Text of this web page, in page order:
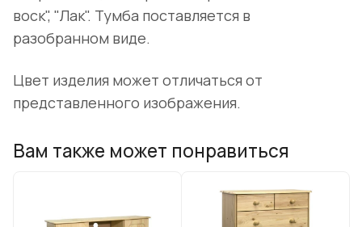
воск", "Лак". Тумба поставляется в
разобранном виде.
Цвет изделия может отличаться от
представленного изображения.
Вам также может понравиться